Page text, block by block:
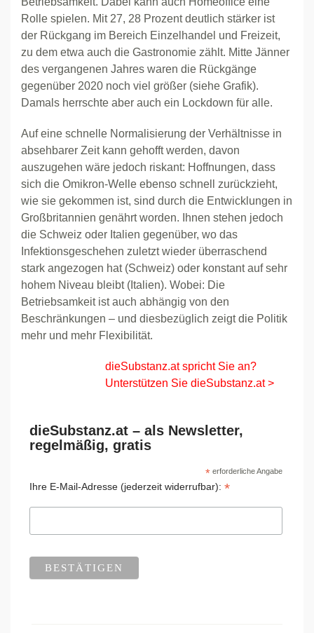
Rolle spielen. Mit 27, 28 Prozent deutlich stärker ist
der Rückgang im Bereich Einzelhandel und Freizeit,
zu dem etwa auch die Gastronomie zählt. Mitte Jänner
des vergangenen Jahres waren die Rückgänge
gegenüber 2020 noch viel größer (siehe Grafik).
Damals herrschte aber auch ein Lockdown für alle.
Auf eine schnelle Normalisierung der Verhältnisse in
absehbarer Zeit kann gehofft werden, davon
auszugehen wäre jedoch riskant: Hoffnungen, dass
sich die Omikron-Welle ebenso schnell zurückzieht,
wie sie gekommen ist, sind durch die Entwicklungen in
Großbritannien genährt worden. Ihnen stehen jedoch
die Schweiz oder Italien gegenüber, wo das
Infektionsgeschehen zuletzt wieder überraschend
stark angezogen hat (Schweiz) oder konstant auf sehr
hohem Niveau bleibt (Italien). Wobei: Die
Betriebsamkeit ist auch abhängig von den
Beschränkungen – und diesbezüglich zeigt die Politik
mehr und mehr Flexibilität.
dieSubstanz.at spricht Sie an?
Unterstützen Sie dieSubstanz.at >
dieSubstanz.at – als Newsletter,
regelmäßig, gratis
*erforderliche Angabe
Ihre E-Mail-Adresse (jederzeit widerrufbar): *